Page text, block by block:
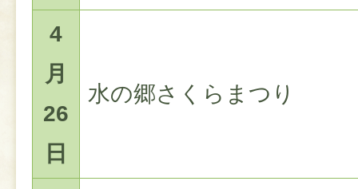
4
月
26
日
水の郷さくらまつり